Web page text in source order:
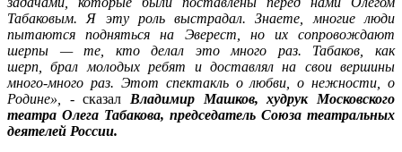
Табаковым. Я эту роль выстрадал. Знаете, многие люди
пытаются подняться на Эверест, но их сопровождают
шерпы — те, кто делал это много раз. Табаков
как
шерп
брал молодых ребят и доставлял на свои вершины
много-много раз. Этот спектакль о любви, о нежности, о
Родине», - сказал Владимир Машков, худрук Московского
театра Олега Табакова, председатель Союза театральных
деятелей России.